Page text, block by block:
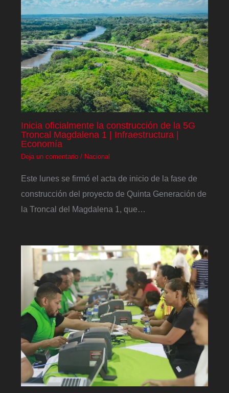
Inicia oficialmente la construcción de la 5G
Troncal Magdalena 1 | Infraestructura |
Economía
Deja un comentario / Nacional
Este lunes se firmó el acta de inicio de la fase de
construcción del proyecto de Quinta Generación de
la Troncal del Magdalena 1, que…